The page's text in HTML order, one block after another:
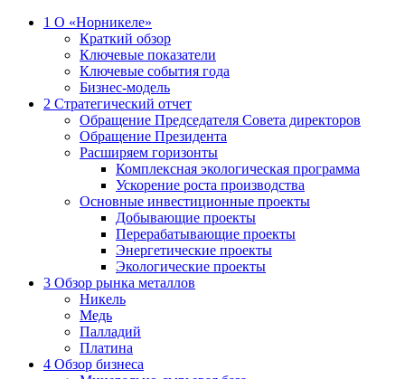
1 О «Норникеле»
Краткий обзор
Ключевые показатели
Ключевые события года
Бизнес-модель
2 Стратегический отчет
Обращение Председателя Совета директоров
Обращение Президента
Расширяем горизонты
Комплексная экологическая программа
Ускорение роста производства
Основные инвестиционные проекты
Добывающие проекты
Перерабатывающие проекты
Энергетические проекты
Экологические проекты
3 Обзор рынка металлов
Никель
Медь
Палладий
Платина
4 Обзор бизнеса